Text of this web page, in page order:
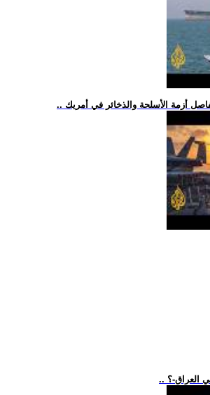
أزمة الأسلحة والذخائر في أمريك
العراق-؟